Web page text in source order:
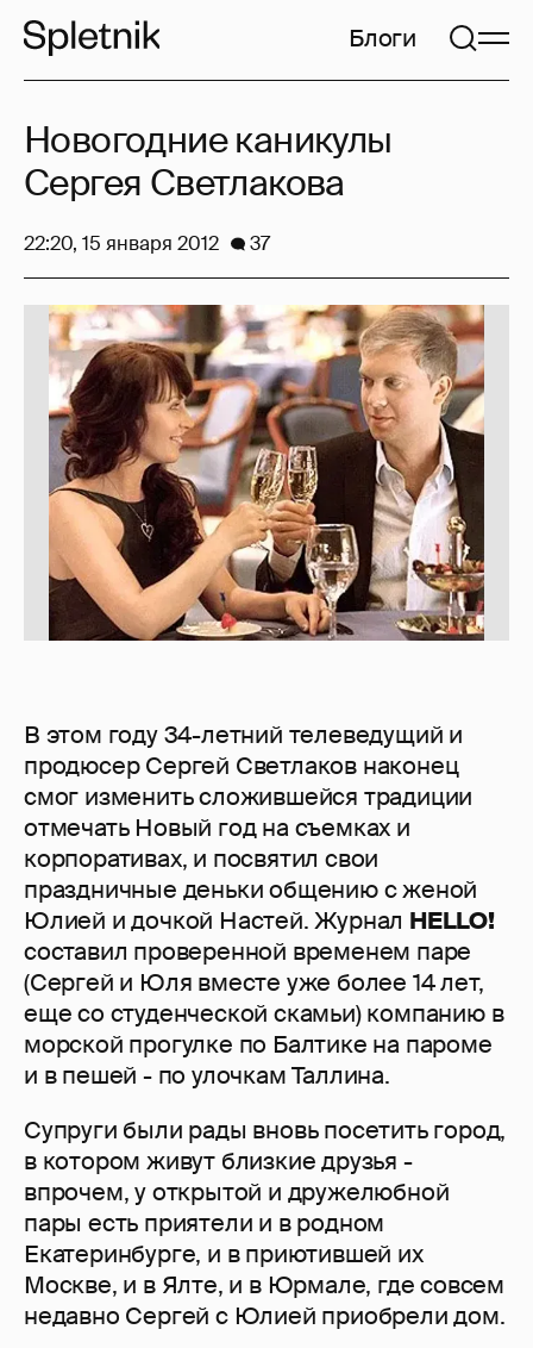
Блоги
В этом году 34-летний телеведущий и
продюсер Сергей Светлаков наконец
смог изменить сложившейся традиции
отмечать Новый год на съемках и
корпоративах, и посвятил свои
праздничные деньки общению с женой
Юлией и дочкой Настей. Журнал HELLO!
составил проверенной временем паре
(Сергей и Юля вместе уже более 14 лет,
еще со студенческой скамьи) компанию в
морской прогулке по Балтике на пароме
и в пешей - по улочкам Таллина.
Супруги были рады вновь посетить город,
в котором живут близкие друзья -
впрочем, у открытой и дружелюбной
пары есть приятели и в родном
Екатеринбурге, и в приютившей их
Москве, и в Ялте, и в Юрмале, где совсем
недавно Сергей с Юлией приобрели дом.
Новогодние каникулы
Сергея Светлакова
22:20, 15 января 2012 37